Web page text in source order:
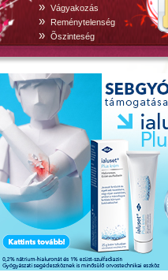
» Vágyakozás
» Reménytelenség
» Õszinteség